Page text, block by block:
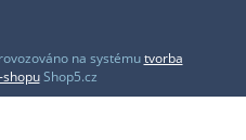
na systémutvorba
Shop5.cz